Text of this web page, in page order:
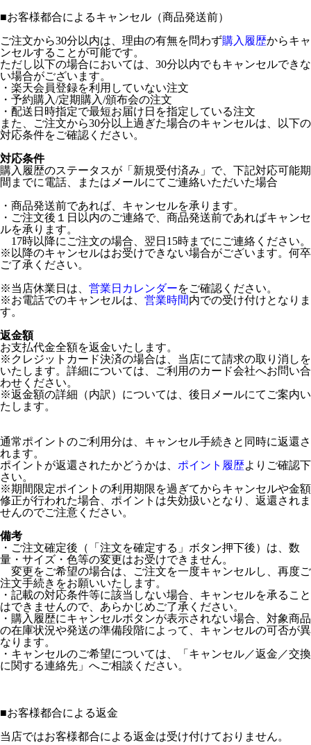
■お客様都合によるキャンセル（商品発送前）
ご注文から30分以内は、理由の有無を問わず購入履歴からキャ
ンセルすることが可能です。
ただし以下の場合においては、30分以内でもキャンセルできな
い場合がございます。
・楽天会員登録を利用していない注文
・予約購入/定期購入/頒布会の注文
・配送日時指定で最短お届け日を指定している注文
また、ご注文から30分以上過ぎた場合のキャンセルは、以下の
対応条件をご確認ください。
対応条件
購入履歴のステータスが「新規受付済み」で、下記対応可能期
間までに電話、またはメールにてご連絡いただいた場合
・商品発送前であれば、キャンセルを承ります。
・ご注文後１日以内のご連絡で、商品発送前であればキャンセ
ルを承ります。
17時以降にご注文の場合、翌日15時までにご連絡ください。
※以降のキャンセルはお受けできない場合がございます。何卒
ご了承ください。
※当店休業日は、 営業日カレンダーをご確認ください。
※お電話でのキャンセルは、 営業時間内での受け付けとなりま
す。
返金額
お支払代金全額を返金いたします。
※クレジットカード決済の場合は、当店にて請求の取り消しを
いたします。詳細については、ご利用のカード会社へお問い合
わせください。
※返金額の詳細（内訳）については、後日メールにてご案内い
たします。
通常ポイントのご利用分は、キャンセル手続きと同時に返還さ
れます。
ポイントが返還されたかどうかは、 ポイント履歴よりご確認下
さい。
※期間限定ポイントの利用期限を過ぎてからキャンセルや金額
修正が行われた場合、ポイントは失効扱いとなり、返還されま
せんのでご注意ください。
備考
・ご注文確定後（「注文を確定する」ボタン押下後）は、数
量・サイズ・色等の変更はお受けできません。
変更をご希望の場合は、ご注文を一度キャンセルし、再度ご
注文手続きをお願いいたします。
・記載の対応条件等に該当しない場合、キャンセルを承ること
はできませんので、あらかじめご了承ください。
・購入履歴にキャンセルボタンが表示されない場合、対象商品
の在庫状況や発送の準備段階によって、キャンセルの可否が異
なります。
・キャンセルのご希望については、「キャンセル／返金／交換
に関する連絡先」へご相談ください。
■お客様都合による返金
当店ではお客様都合による返金は受け付けておりません。